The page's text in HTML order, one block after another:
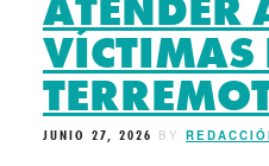
VÍCTIMAS
JUNIO 27, 2026 BY